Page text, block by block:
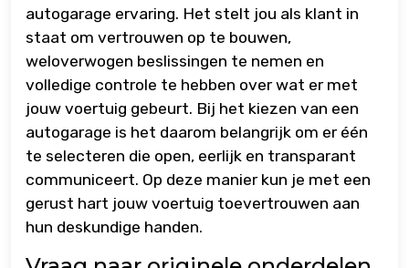
autogarage ervaring. Het stelt jou als klant in
staat om vertrouwen op te bouwen,
weloverwogen beslissingen te nemen en
volledige controle te hebben over wat er met
jouw voertuig gebeurt. Bij het kiezen van een
autogarage is het daarom belangrijk om er één
te selecteren die open, eerlijk en transparant
communiceert. Op deze manier kun je met een
gerust hart jouw voertuig toevertrouwen aan
hun deskundige handen.